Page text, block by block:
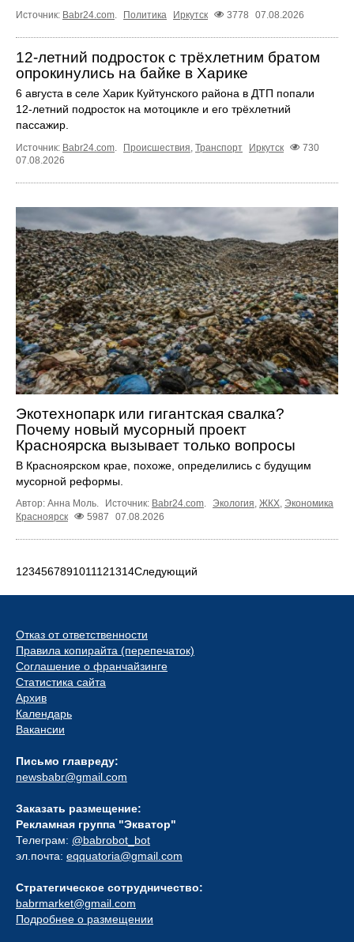
Источник: Babr24.com. Политика Иркутск 3778 07.08.2026
12‑летний подросток с трёхлетним братом
опрокинулись на байке в Харике
6 августа в селе Харик Куйтунского района в ДТП попали
12‑летний подросток на мотоцикле и его трёхлетний
пассажир.
Источник: Babr24.com. Происшествия, Транспорт Иркутск
730
07.08.2026
Экотехнопарк или гигантская свалка?
Почему новый мусорный проект
Красноярска вызывает только вопросы
В Красноярском крае, похоже, определились с будущим
мусорной реформы.
Автор: Анна Моль. Источник: Babr24.com. Экология, ЖКХ, Экономика
Красноярск
5987 07.08.2026
1234567891011121314Следующий
Отказ от ответственности
Правила копирайта (перепечаток)
Соглашение о франчайзинге
Статистика сайта
Архив
Календарь
Вакансии
Письмо главреду:
newsbabr@gmail.com
Заказать размещение:
Рекламная группа "Экватор"
Телеграм: @babrobot_bot
эл.почта: eqquatoria@gmail.com
Стратегическое сотрудничество:
babrmarket@gmail.com
Подробнее о размещении